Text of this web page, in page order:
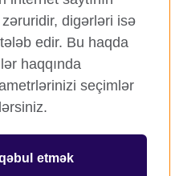
və təhsil imkanları üzrə
digərləri isə
edir. Bu haqda
haqqında
seçimlər
etmək